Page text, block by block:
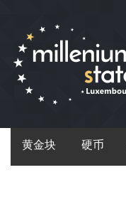
黄金块 硬币